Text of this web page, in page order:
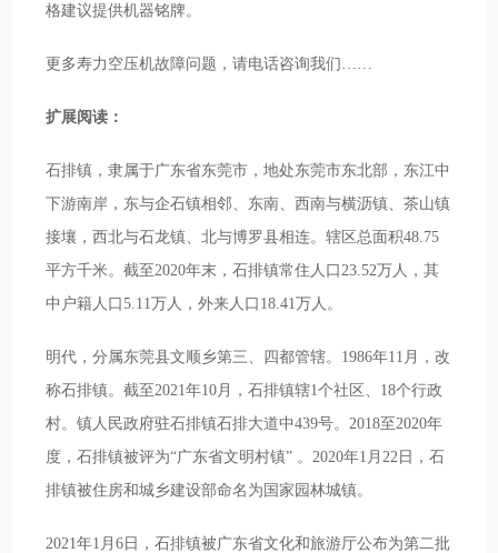
格建议提供机器铭牌。
更多寿力空压机故障问题，请电话咨询我们……
扩展阅读：
石排镇，隶属于广东省东莞市，地处东莞市东北部，东江中
下游南岸，东与企石镇相邻、东南、西南与横沥镇、茶山镇
接壤，西北与石龙镇、北与博罗县相连。辖区总面积48.75
平方千米。截至2020年末，石排镇常住人口23.52万人，其
中户籍人口5.11万人，外来人口18.41万人。
明代，分属东莞县文顺乡第三、四都管辖。1986年11月，改
称石排镇。截至2021年10月，石排镇辖1个社区、18个行政
村。镇人民政府驻石排镇石排大道中439号。2018至2020年
度，石排镇被评为“广东省文明村镇” 。2020年1月22日，石
排镇被住房和城乡建设部命名为国家园林城镇。
2021年1月6日，石排镇被广东省文化和旅游厅公布为第二批